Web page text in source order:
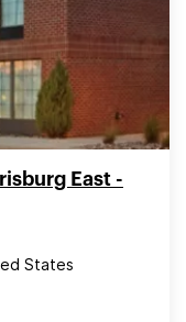
East -
States